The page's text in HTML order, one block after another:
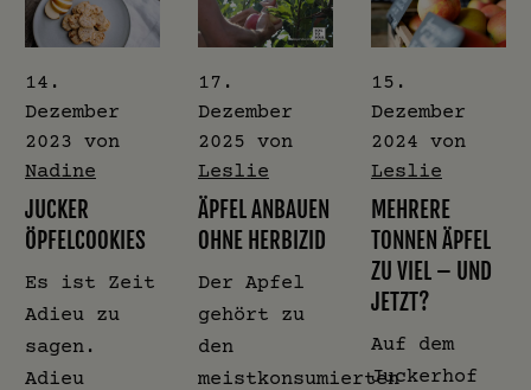
14.
Dezember
2023 von
Nadine
JUCKER
ÖPFELCOOKIES
Es ist Zeit
Adieu zu
sagen.
Adieu
17.
Dezember
2025 von
Leslie
ÄPFEL ANBAUEN
OHNE HERBIZID
Der Apfel
gehört zu
den
meistkonsumierten
15.
Dezember
2024 von
Leslie
MEHRERE
TONNEN ÄPFEL
ZU VIEL – UND
JETZT?
Auf dem
Juckerhof